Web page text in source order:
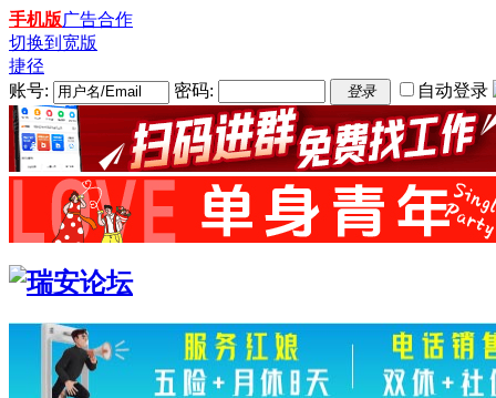
手机版广告合作
切换到宽版
捷径
账号:
密码: 登录 自动登录